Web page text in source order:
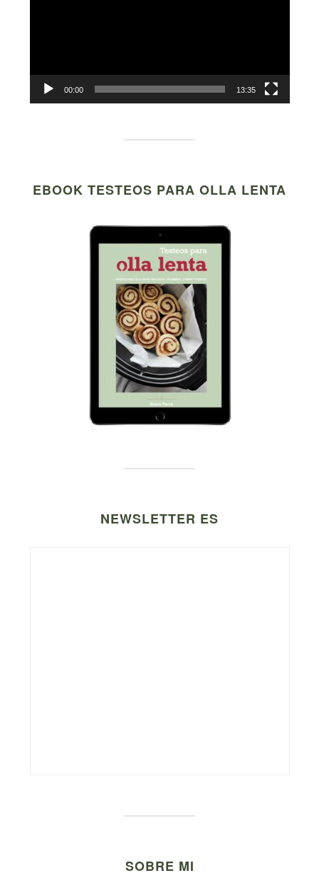
00:00 13:35
EBOOK TESTEOS PARA OLLA LENTA
NEWSLETTER ES
SOBRE MI